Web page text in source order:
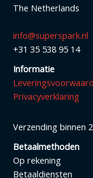
The Netherlands
info@superspark.nl
+31 35 538 95 14
Informatie
Privacyverklaring
Verzending binnen
Betaalmethoden
Op rekening
Betaaldiensten